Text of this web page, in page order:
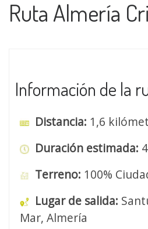
Ruta Almería
Información de la
Distancia: 1,6
Duración estimada:
Terreno: 100%
Lugar de salida:
Mar, Almería